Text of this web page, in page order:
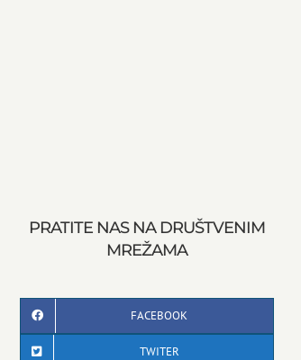
PRATITE NAS NA DRUŠTVENIM
MREŽAMA
FACEBOOK
TWITER